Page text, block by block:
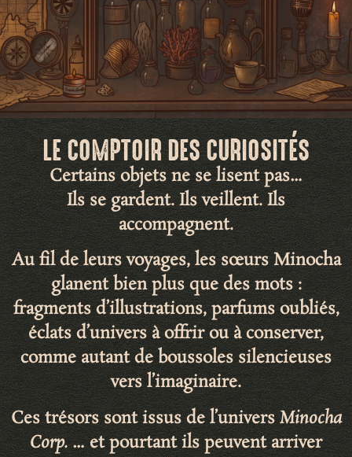
LE COMPTOIR DES CURIOSITÉS
Certains objets ne se lisent pas…
Ils se gardent. Ils veillent. Ils
accompagnent.
Au fil de leurs voyages, les sœurs Minocha
glanent bien plus que des mots :
fragments d’illustrations,parfums oubliés,
éclats d’universà offrir ou à conserver,
comme autant de boussoles silencieuses
vers l’imaginaire.
Ces trésors sont issus de l’universMinocha
Corp.… et pourtant ils peuvent arriver